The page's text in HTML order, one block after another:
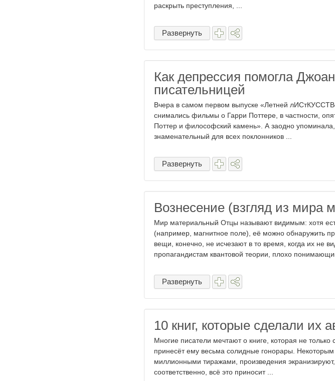
раскрыть преступления, ...
Развернуть
Как депрессия помогла
писательницей
Вчера в самом первом выпуске «Летней
снимались фильмы о Гарри Поттере, в частности,
Поттер и философский камень». А заодно
знаменательный для всех поклонников ...
Развернуть
Вознесение (взгляд из мира
Мир материальный Отцы называют видимым: хотя
(например, магнитное поле), её можно обнаружить
вещи, конечно, не исчезают в то время, когда их не
пропагандистам квантовой теории, плохо
Развернуть
10 книг, которые сделали их
Многие писатели мечтают о книге, которая не только
принесёт ему весьма солидные гонорары. Некоторым
миллионными тиражами, произведения
соответственно, всё это приносит ...